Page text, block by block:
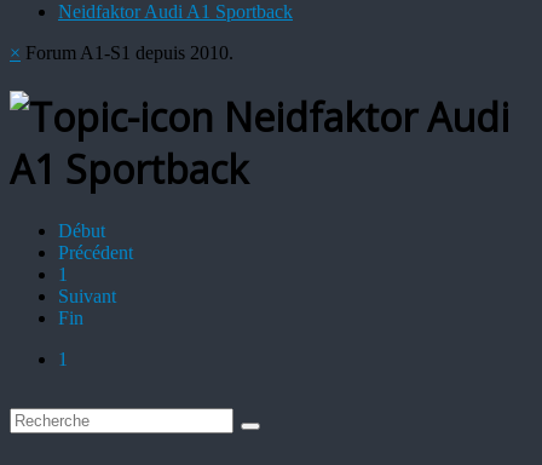
Neidfaktor Audi A1 Sportback
× Forum A1-S1 depuis 2010.
Neidfaktor Audi
A1 Sportback
Début
Précédent
1
Suivant
Fin
1